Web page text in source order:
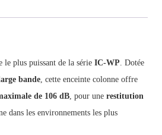
le plus puissant de la série IC-WP. Dotée
bande, cette enceinte colonne offre
de 106 dB, pour une restitution
dans les environnements les plus